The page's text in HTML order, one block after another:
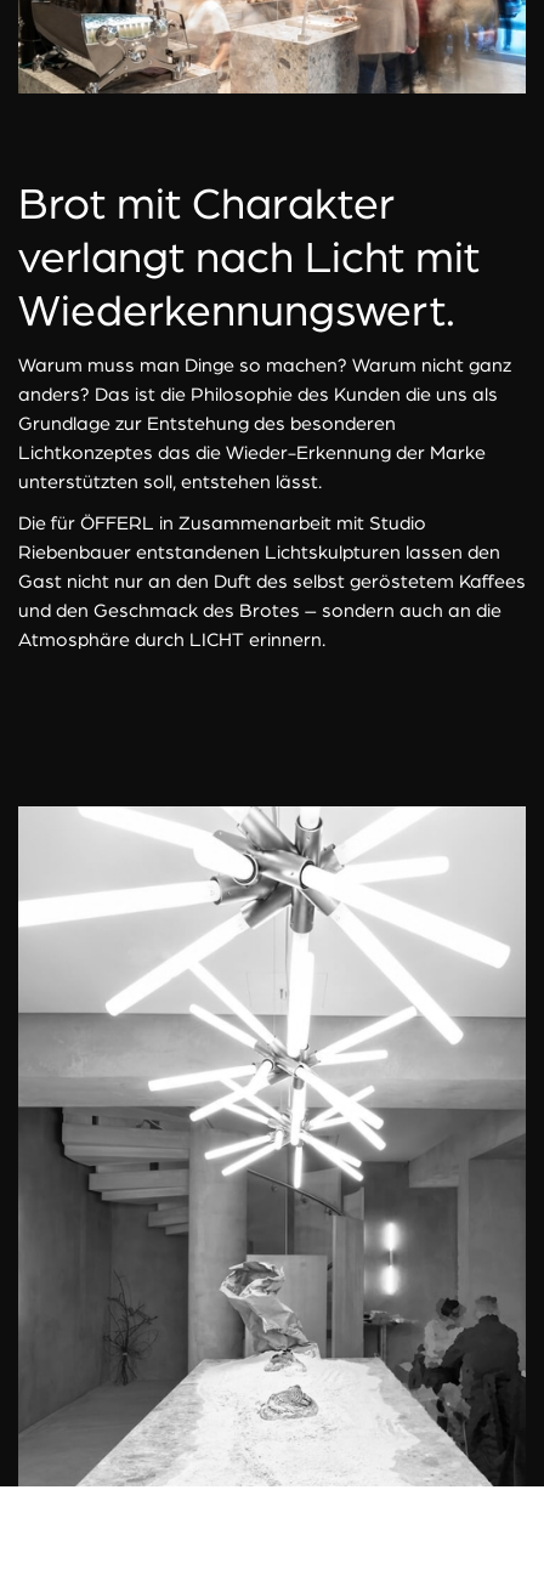
Brot mit Charakter
verlangt nach Licht mit
Wiederkennungswert.
Warum muss man Dinge so machen? Warum nicht ganz
anders? Das ist die Philosophie des Kunden die uns als
Grundlage zur Entstehung des besonderen
Lichtkonzeptes das die Wieder-Erkennung der Marke
unterstützten soll, entstehen lässt.
Die für ÖFFERL in Zusammenarbeit mit Studio
Riebenbauer entstandenen Lichtskulpturen lassen den
Gast nicht nur an den Duft des selbst geröstetem Kaffees
und den Geschmack des Brotes – sondern auch an die
Atmosphäre durch LICHT erinnern.